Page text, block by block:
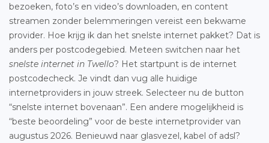
bezoeken, foto’s en video’s downloaden, en content
streamen zonder belemmeringen vereist een bekwame
provider. Hoe krijg ik dan het snelste internet pakket? Dat is
anders per postcodegebied. Meteen switchen naar het
snelste internet in Twello? Het startpunt is de internet
postcodecheck. Je vindt dan vug alle huidige
internetproviders in jouw streek. Selecteer nu de button
“snelste internet bovenaan”. Een andere mogelijkheid is
“beste beoordeling” voor de beste internetprovider van
augustus 2026. Benieuwd naar glasvezel, kabel of adsl?